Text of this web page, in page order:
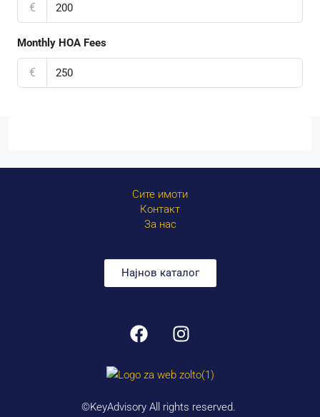
€
Monthly HOA Fees
€
Сите имоти
Контакт
За нас
Најнов каталог
©KeyAdvisory All rights reserved.